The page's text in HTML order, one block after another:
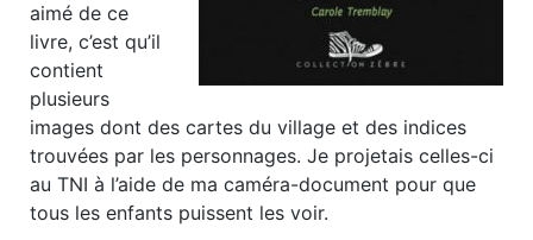
aimé de ce
livre, c’est qu’il
contient
plusieurs
images dont des cartes du village et des indices
trouvées par les personnages. Je projetais celles-ci
au TNI à l’aide de ma caméra-document pour que
tous les enfants puissent les voir.